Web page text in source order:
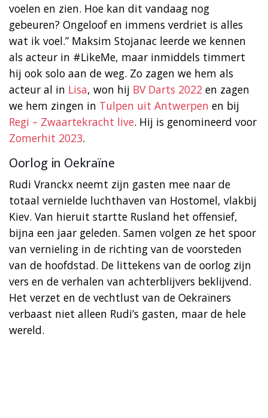
voelen en zien. Hoe kan dit vandaag nog
gebeuren? Ongeloof en immens verdriet is alles
wat ik voel.” Maksim Stojanac leerde we kennen
als acteur in #LikeMe, maar inmiddels timmert
hij ook solo aan de weg. Zo zagen we hem als
acteur al in Lisa, won hij BV Darts 2022 en zagen
we hem zingen in Tulpen uit Antwerpen en bij
Regi – Zwaartekracht live. Hij is genomineerd voor
Zomerhit 2023.
Oorlog in Oekraïne
Rudi Vranckx neemt zijn gasten mee naar de
totaal vernielde luchthaven van Hostomel, vlakbij
Kiev. Van hieruit startte Rusland het offensief,
bijna een jaar geleden. Samen volgen ze het spoor
van vernieling in de richting van de voorsteden
van de hoofdstad. De littekens van de oorlog zijn
vers en de verhalen van achterblijvers beklijvend.
Het verzet en de vechtlust van de Oekraïners
verbaast niet alleen Rudi’s gasten, maar de hele
wereld. ​